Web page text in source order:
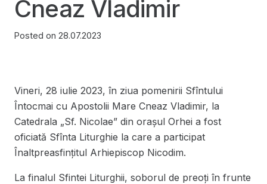
Cneaz Vladimir
Posted on 28.07.2023
Vineri, 28 iulie 2023, în ziua pomenirii Sfîntului
Întocmai cu Apostolii Mare Cneaz Vladimir, la
Catedrala „Sf. Nicolae” din oraşul Orhei a fost
oficiată Sfînta Liturghie la care a participat
Înaltpreasfințitul Arhiepiscop Nicodim.
La finalul Sfintei Liturghii, soborul de preoţi în frunte